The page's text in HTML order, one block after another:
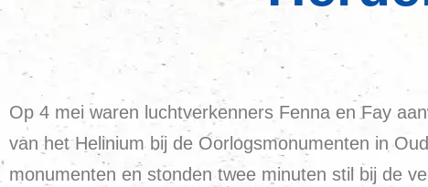
Op 4 mei waren luchtverkenners Fenna en Fay
van het Helinium bij de Oorlogsmonumenten in
monumenten en stonden twee minuten stil bij de